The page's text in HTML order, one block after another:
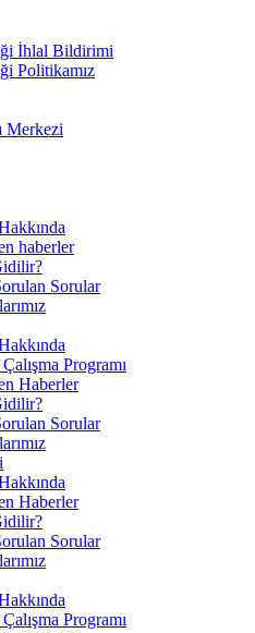
İhlal Bildirimi
Politikamız
Merkezi
haberler
Sorular
Programı
Haberler
Sorular
Haberler
Sorular
Programı